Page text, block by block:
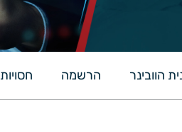
הוובינר הרשמה חסויות